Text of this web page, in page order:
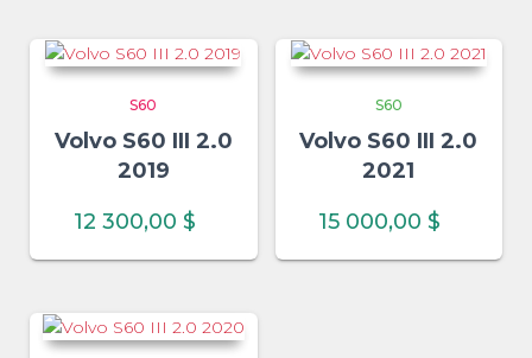
S60
Volvo S60 III 2.0
2019
12 300,00 $
S60
Volvo S60 III 2.0
2021
15 000,00 $